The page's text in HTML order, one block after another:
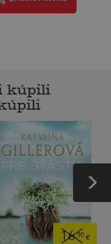
kúpili
16,90 €